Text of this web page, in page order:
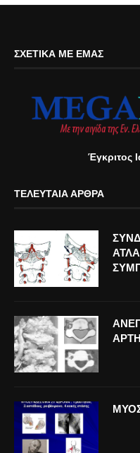
ΣΧΕΤΙΚΆ ΜΕ ΕΜΆΣ
Έγκριτος
ΤΕΛΕΥΤΑΊΑ ΆΡΘΡΑ